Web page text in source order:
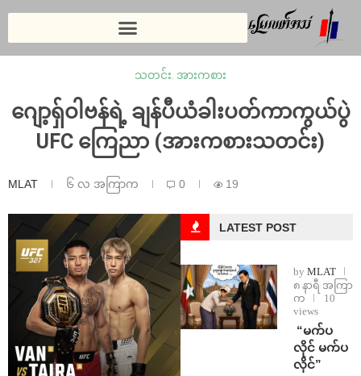
သတင်း, အားကစား
ဂျော့ရှ်ဝါဗန်ရဲ့ ချန်ပီယံခါးပတ်ကာကွယ်ပွဲ
UFC ကြေညာ (အားကစားသတင်း)
MLAT ၆ လ အကြာက 0 19
LATEST POST
by MLAT
၈ နာရီ အကြာ
က
10
views
⁨ ⁨“မက်ပ
လိုင် မက်ပ
လိုင်”